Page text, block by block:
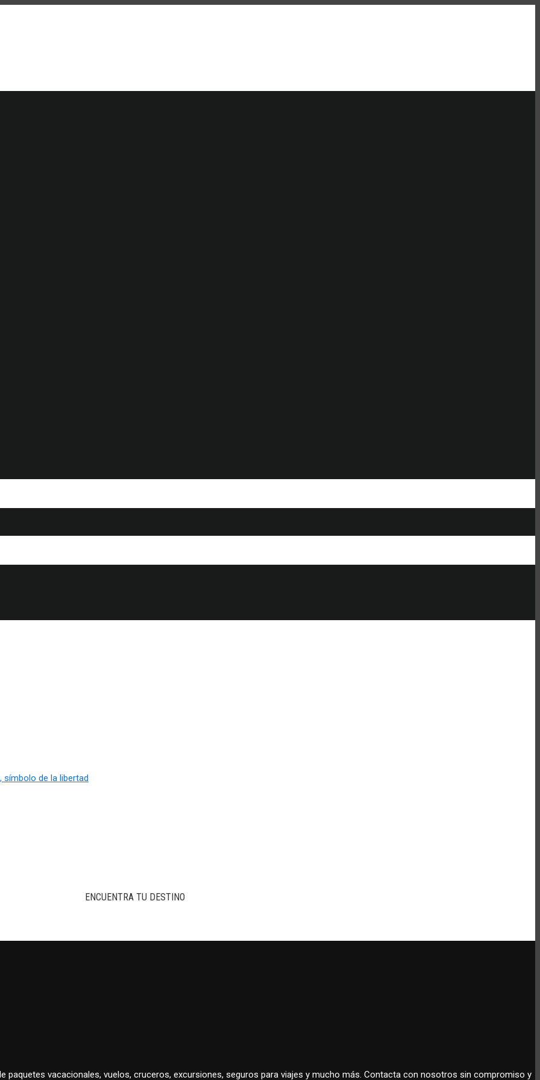
símbolo de la libertad
ENCUENTRA TU DESTINO
paquetes vacacionales, vuelos, cruceros, excursiones, seguros para viajes y mucho más. Contacta con nosotros sin compromiso y